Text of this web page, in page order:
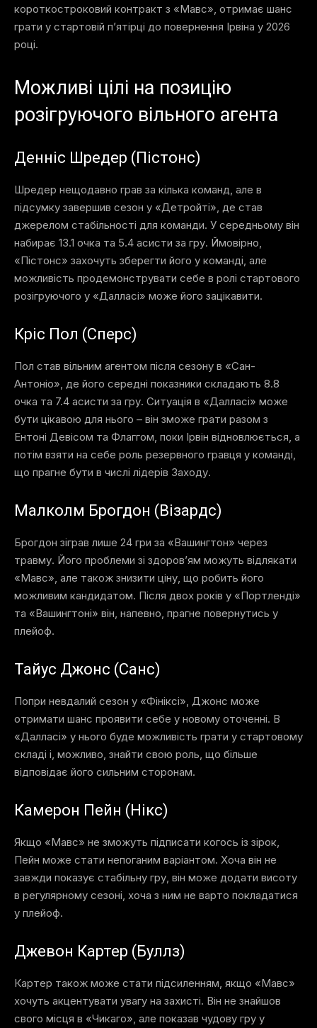
короткостроковий контракт з «Мавс», отримає шанс
грати у стартовій п’ятірці до повернення Ірвіна у 2026
році.
Можливі цілі на позицію
розігруючого вільного агента
Денніс Шредер (Пістонс)
Шредер нещодавно грав за кілька команд, але в
підсумку завершив сезон у «Детройті», де став
джерелом стабільності для команди. У середньому він
набирає 13.1 очка та 5.4 асисти за гру. Ймовірно,
«Пістонс» захочуть зберегти його у команді, але
можливість продемонструвати себе в ролі стартового
розігруючого у «Далласі» може його зацікавити.
Кріс Пол (Сперс)
Пол став вільним агентом після сезону в «Сан-
Антоніо», де його середні показники складають 8.8
очка та 7.4 асисти за гру. Ситуація в «Далласі» може
бути цікавою для нього – він зможе грати разом з
Ентоні Девісом та Флаггом, поки Ірвін відновлюється, а
потім взяти на себе роль резервного гравця у команді,
що прагне бути в числі лідерів Заходу.
Малколм Брогдон (Візардс)
Брогдон зіграв лише 24 гри за «Вашингтон» через
травму. Його проблеми зі здоров’ям можуть відлякати
«Мавс», але також знизити ціну, що робить його
можливим кандидатом. Після двох років у «Портленді»
та «Вашингтоні» він, напевно, прагне повернутись у
плейоф.
Тайус Джонс (Санс)
Попри невдалий сезон у «Фініксі», Джонс може
отримати шанс проявити себе у новому оточенні. В
«Далласі» у нього буде можливість грати у стартовому
складі і, можливо, знайти свою роль, що більше
відповідає його сильним сторонам.
Камерон Пейн (Нікс)
Якщо «Мавс» не зможуть підписати когось із зірок,
Пейн може стати непоганим варіантом. Хоча він не
завжди показує стабільну гру, він може додати висоту
в регулярному сезоні, хоча з ним не варто покладатися
у плейоф.
Джевон Картер (Буллз)
Картер також може стати підсиленням, якщо «Мавс»
хочуть акцентувати увагу на захисті. Він не знайшов
свого місця в «Чикаго», але показав чудову гру у